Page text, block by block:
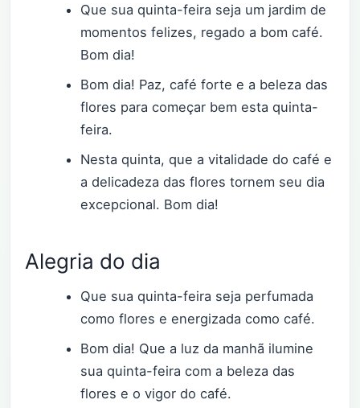
Que sua quinta-feira seja um jardim de
momentos felizes, regado a bom café.
Bom dia!
Bom dia! Paz, café forte e a beleza das
flores para começar bem esta quinta-
feira.
Nesta quinta, que a vitalidade do café e
a delicadeza das flores tornem seu dia
excepcional. Bom dia!
Alegria do dia
Que sua quinta-feira seja perfumada
como flores e energizada como café.
Bom dia! Que a luz da manhã ilumine
sua quinta-feira com a beleza das
flores e o vigor do café.